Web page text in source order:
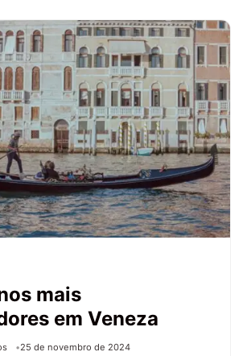
mais
em Veneza
25 de novembro de 2024